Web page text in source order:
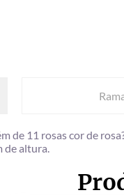
de 11 rosas cor de
de altura.